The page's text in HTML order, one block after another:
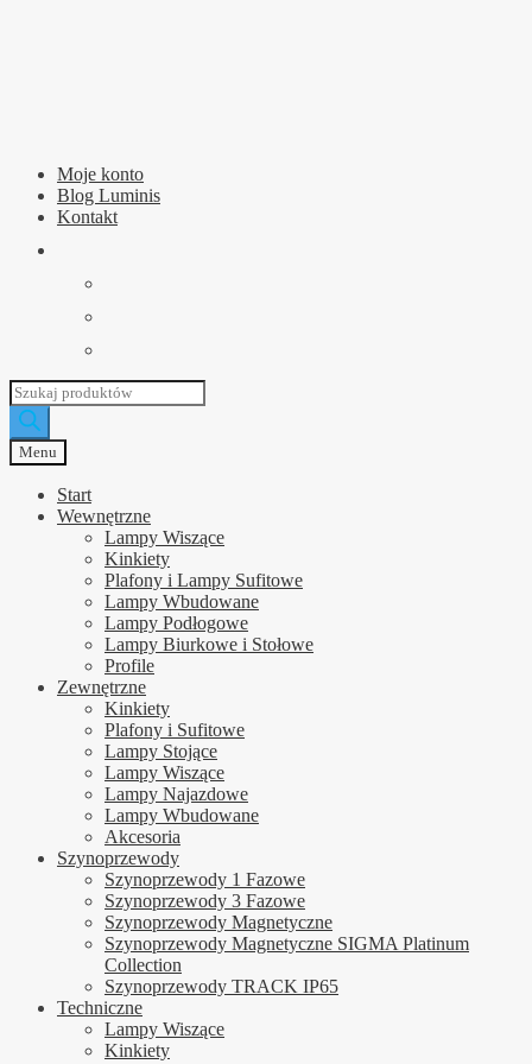
Moje konto
Blog Luminis
Kontakt
Wyszukiwarka
produktów
Menu
Start
Wewnętrzne
Lampy Wiszące
Kinkiety
Plafony i Lampy Sufitowe
Lampy Wbudowane
Lampy Podłogowe
Lampy Biurkowe i Stołowe
Profile
Zewnętrzne
Kinkiety
Plafony i Sufitowe
Lampy Stojące
Lampy Wiszące
Lampy Najazdowe
Lampy Wbudowane
Akcesoria
Szynoprzewody
Szynoprzewody 1 Fazowe
Szynoprzewody 3 Fazowe
Szynoprzewody Magnetyczne
Szynoprzewody Magnetyczne SIGMA Platinum
Collection
Szynoprzewody TRACK IP65
Techniczne
Lampy Wiszące
Kinkiety